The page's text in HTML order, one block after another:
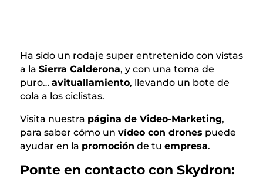
Ha sido un rodaje super entretenido con vistas
a la Sierra Calderona, y con una toma de
puro… avituallamiento, llevando un bote de
cola a los ciclistas.
Visita nuestra página de Video-Marketing,
para saber cómo un vídeo con drones puede
ayudar en la promoción de tu empresa.
Ponte en contacto con Skydron: